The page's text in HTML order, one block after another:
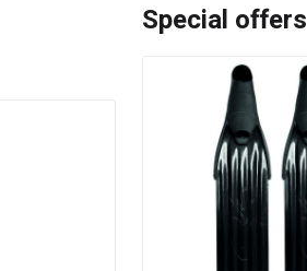
Special offers